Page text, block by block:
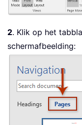
2. Klik op het
schermafbeelding: